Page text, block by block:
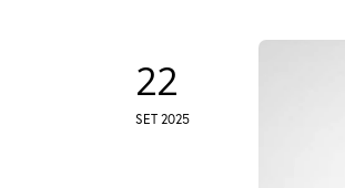
22
SET 2025